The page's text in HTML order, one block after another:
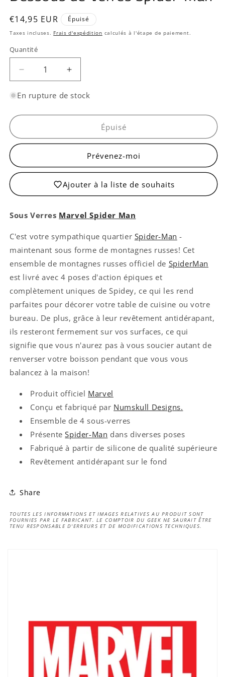
Prix
habituel
€14,95 EUR Épuisé
Taxes incluses. Frais d'expédition calculés à l'étape de paiement.
Quantité
Quantité
Réduire
la
quantité
Dessous
Verres
Augmenter
la
quantité
Dessous
Verres
En rupture de stock
Épuisé
Prévenez-moi
Ajouter à la liste de souhaits
Sous Verres Marvel Spider Man
C'est votre sympathique quartier Spider-Man -
maintenant sous forme de montagnes russes! Cet
ensemble de montagnes russes officiel de SpiderMan
est livré avec 4 poses d'action épiques et
complètement uniques de Spidey, ce qui les rend
parfaites pour décorer votre table de cuisine ou votre
bureau. De plus, grâce à leur revêtement antidérapant,
ils resteront fermement sur vos surfaces, ce qui
signifie que vous n'aurez pas à vous soucier autant de
renverser votre boisson pendant que vous vous
balancez à la maison!
Produit officiel Marvel
Conçu et fabriqué par Numskull Designs.
Ensemble de 4 sous-verres
PrésenteSpider-Man dans diverses poses
Fabriqué à partir de silicone de qualité supérieure
Revêtement antidérapant sur le fond
Share
TOUTES LES INFORMATIONS ET IMAGES RELATIVES AU PRODUIT SONT
FOURNIES PAR LE FABRICANT. LE COMPTOIR DU GEEK NE SAURAIT ÊTRE
TENU RESPONSABLE D'ERREURS ET DE MODIFICATIONS TECHNIQUES.